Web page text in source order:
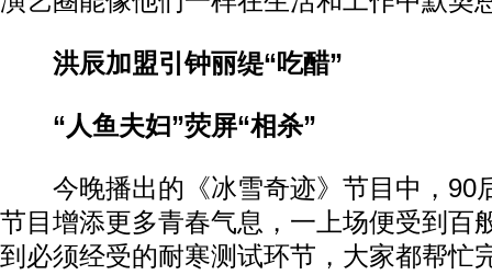
洪辰加盟引钟丽缇“吃醋”
“人鱼夫妇”荧屏“相杀”
今晚播出的《冰雪奇迹》节目中，90
节目增添更多青春气息，一上场便受到百
到必须经受的耐寒测试环节，大家都帮忙